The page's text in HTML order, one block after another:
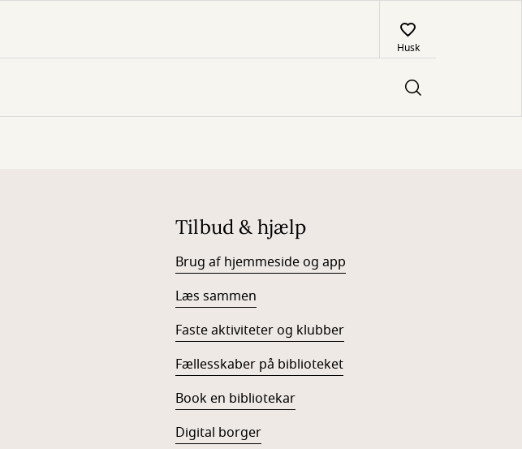
Husk
Tilbud & hjælp
Brug af hjemmeside og app
Læs sammen
Faste aktiviteter og klubber
Fællesskaber på biblioteket
Book en bibliotekar
Digital borger